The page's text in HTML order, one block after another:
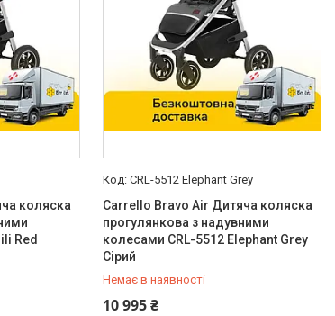
коляска
Red
CRL-5512 Elephant Grey
Carrello Bravo Air Дитяча коляска
прогулянкова з надувними
колесами CRL-5512 Elephant Grey
Сірий
Немає в наявності
10 995 ₴
0 (800) 33-98-35